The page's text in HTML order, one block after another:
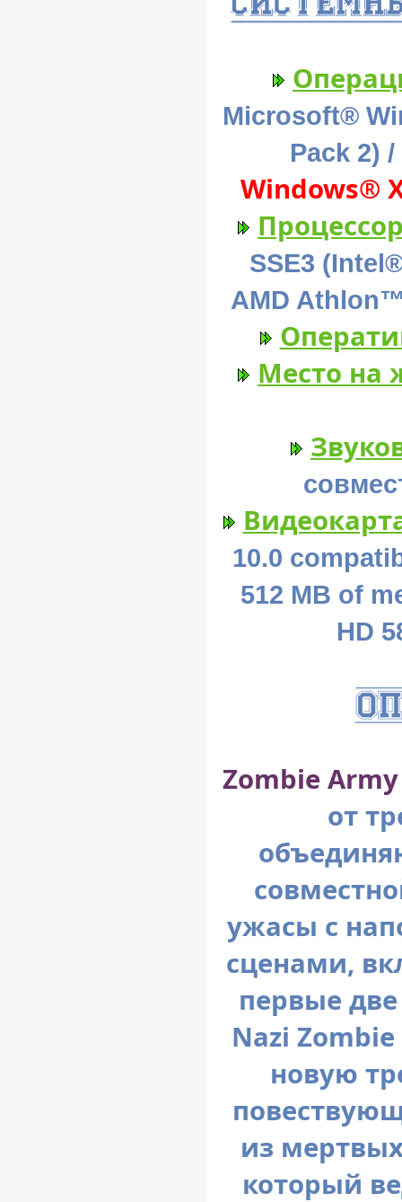
Microsoft®
Pack 2) /
Windows®
SSE3
AMD
Место на
10.0
512 MB of
HD
Zombie
от
ужасы с
сценами,
первые
Nazi
новую
из
который